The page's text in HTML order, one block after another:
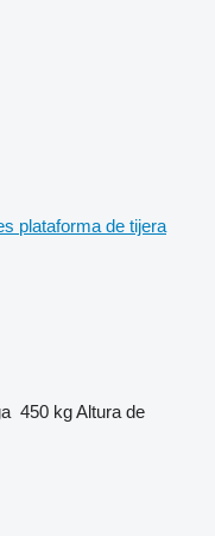
plataforma de tijera
450 kgAltura de